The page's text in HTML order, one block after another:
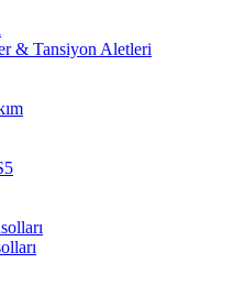
& Tansiyon Aletleri